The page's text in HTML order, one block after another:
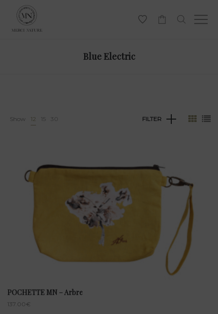
Blue Electric
Show 12 15 30 FILTER
POCHETTE MN – Arbre
137.00€